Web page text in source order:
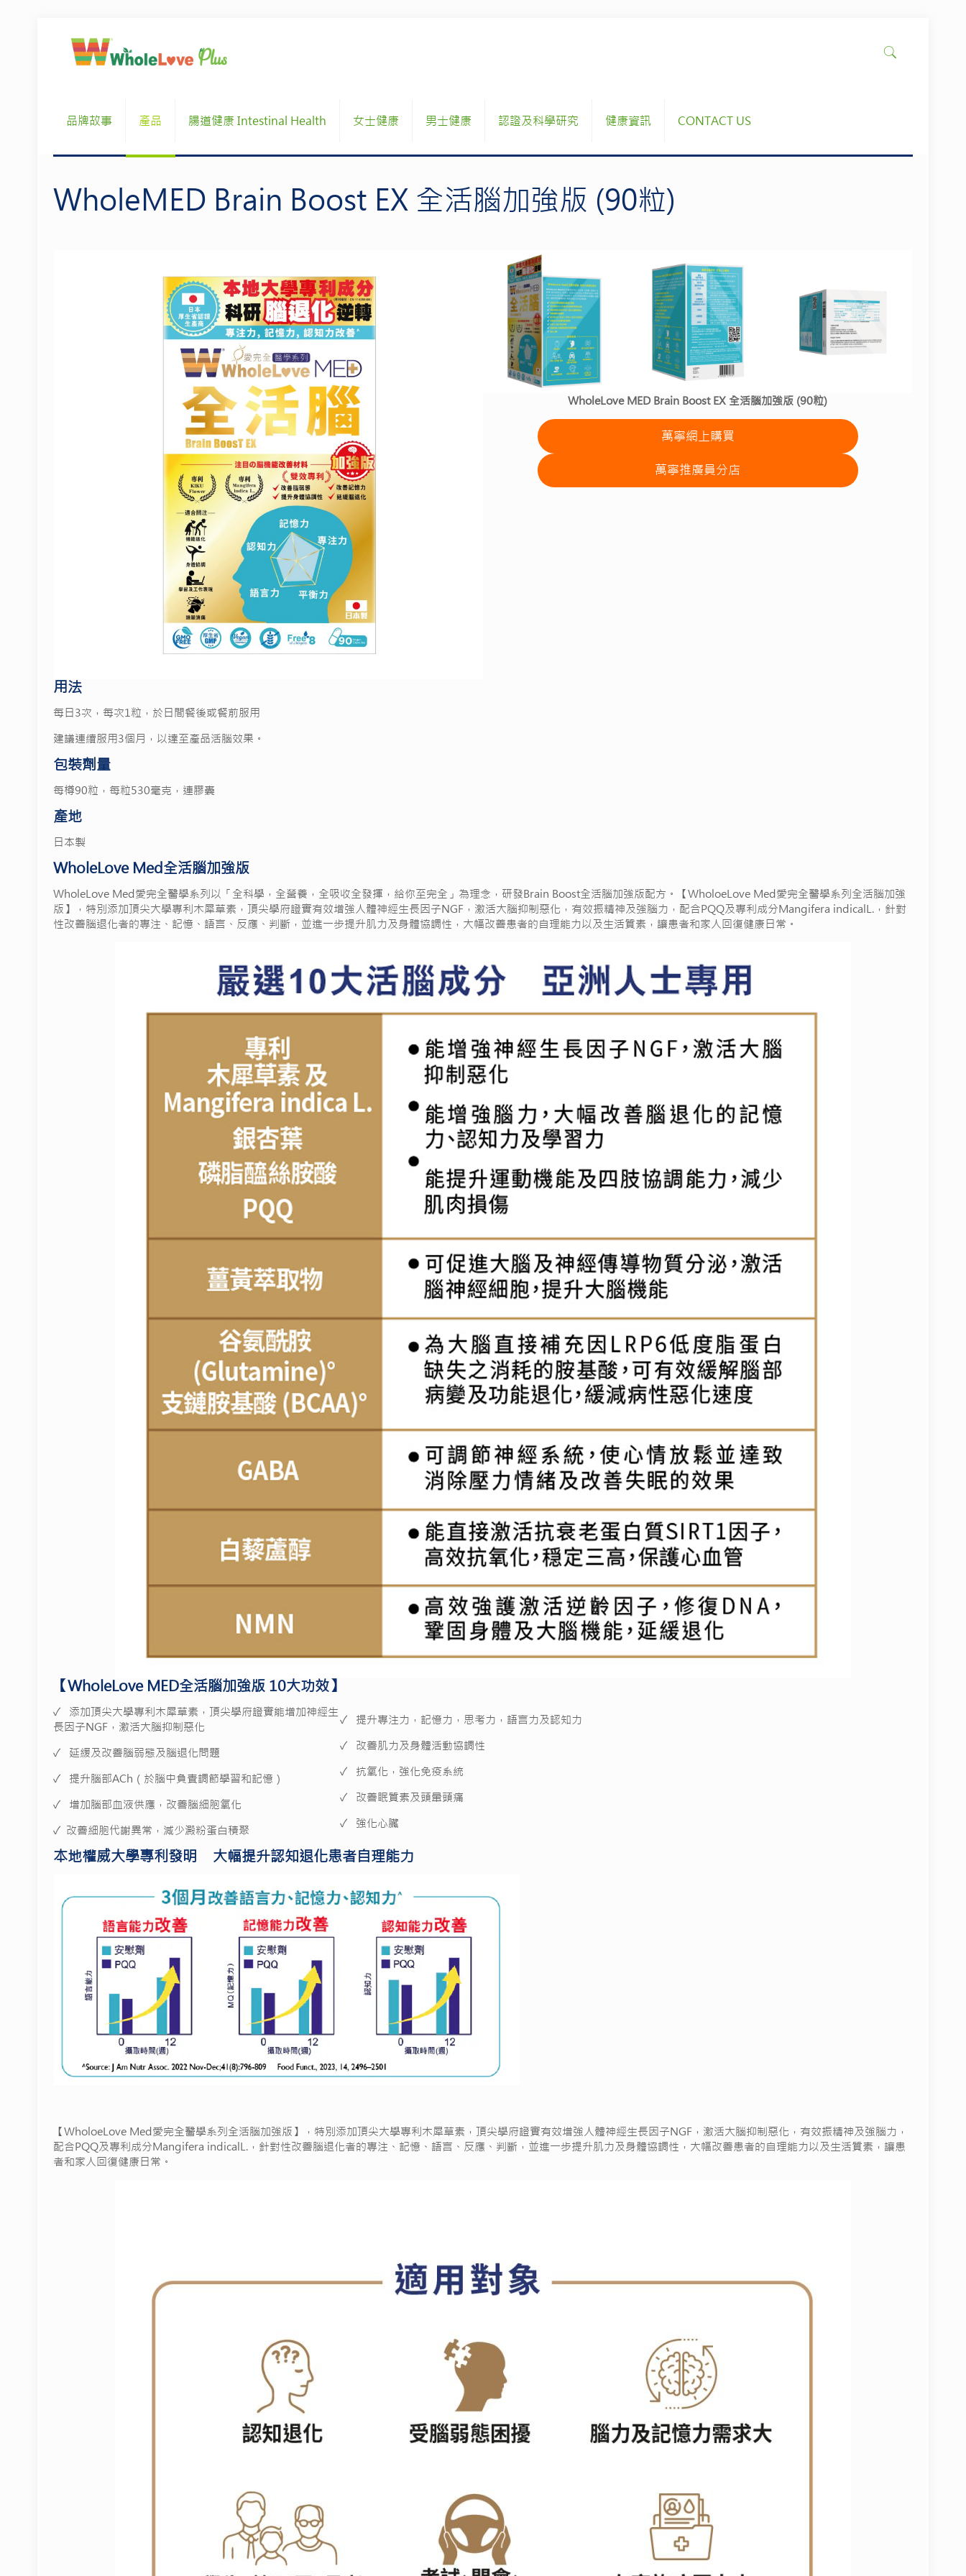
品牌故事 產品 腸道健康 Intestinal Health 女士健康 男士健康 認證及科學研究 健康資訊 CONTACT US
WholeMED Brain Boost EX 全活腦加強版 (90粒)
WholeLove MED Brain Boost EX 全活腦加強版 (90粒)
萬寧網上購買
萬寧推廣員分店
用法
每日3次，每次1粒，於日間餐後或餐前服用
建議連續服用3個月，以達至產品活腦效果。
包裝劑量
每樽90粒，每粒530毫克，連膠囊
產地
日本製
WholeLove Med全活腦加強版
WholeLove Med愛完全醫學系列以「全科學，全營養，全吸收全發揮，給你至完全」為理念，研發Brain Boost全活腦加強版配方。【WholoeLove Med愛完全醫學系列全活腦加強
版】，特別添加頂尖大學專利木犀草素，頂尖學府證實有效增強人體神經生長因子NGF，激活大腦抑制惡化，有效振精神及強腦力，配合PQQ及專利成分Mangifera indicalL.，針對
性改善腦退化者的專注、記憶、語言、反應、判斷，並進一步提升肌力及身體協調性，大幅改善患者的自理能力以及生活質素，讓患者和家人回復健康日常。
【WholeLove MED全活腦加強版 10大功效】
✓ 添加頂尖大學專利木犀草素，頂尖學府證實能增加神經生
長因子NGF，激活大腦抑制惡化
✓ 延緩及改善腦弱態及腦退化問題
✓ 提升腦部ACh（於腦中負責調節學習和記憶）
✓ 增加腦部血液供應，改善腦細胞氧化
✓ 改善細胞代謝異常，減少澱粉蛋白積聚
✓ 提升專注力，記憶力，思考力，語言力及認知力
✓ 改善肌力及身體活動協調性
✓ 抗氧化，強化免疫系統
✓ 改善眠質素及頭暈頭痛
✓ 強化心臟
本地權威大學專利發明 大幅提升認知退化患者自理能力
【WholoeLove Med愛完全醫學系列全活腦加強版】，特別添加頂尖大學專利木犀草素，頂尖學府證實有效增強人體神經生長因子NGF，激活大腦抑制惡化，有效振精神及強腦力，
配合PQQ及專利成分Mangifera indicalL.，針對性改善腦退化者的專注、記憶、語言、反應、判斷，並進一步提升肌力及身體協調性，大幅改善患者的自理能力以及生活質素，讓患
者和家人回復健康日常。